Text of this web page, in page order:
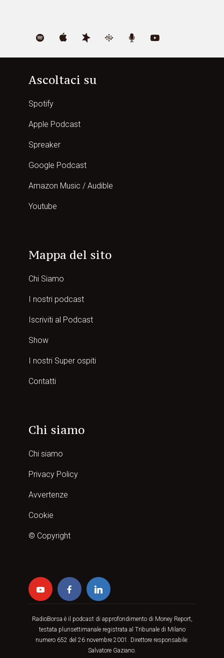
Ascoltaci su
Spotify
Apple Podcast
Spreaker
Google Podcast
Amazon Music / Audible
Youtube
Mappa del sito
Chi Siamo
I nostri podcast
Iscriviti al Podcast
Show
I nostri Super ospiti
Contatti
Chi siamo
Chi siamo
Privacy Policy
Avvertenze
Cookie
© Copyright
RadioBorsa è il podcast di approfondimento di Money Report,
testata plurisettimanale registrata al Tribunale di Milano
numero 652 del 26 novembre 2001. Direttore responsabile:
Salvatore Gaziano.